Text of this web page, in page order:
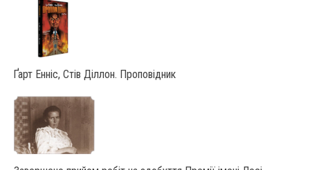
Ґарт Енніс, Стів Діллон. Проповідник